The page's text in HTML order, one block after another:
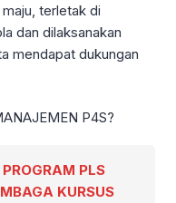
terletak di
dan dilaksanakan
mendapat dukungan
P4S?
PLS
KURSUS